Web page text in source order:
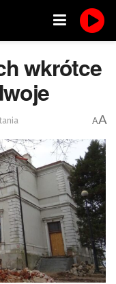
wkrótce
AA